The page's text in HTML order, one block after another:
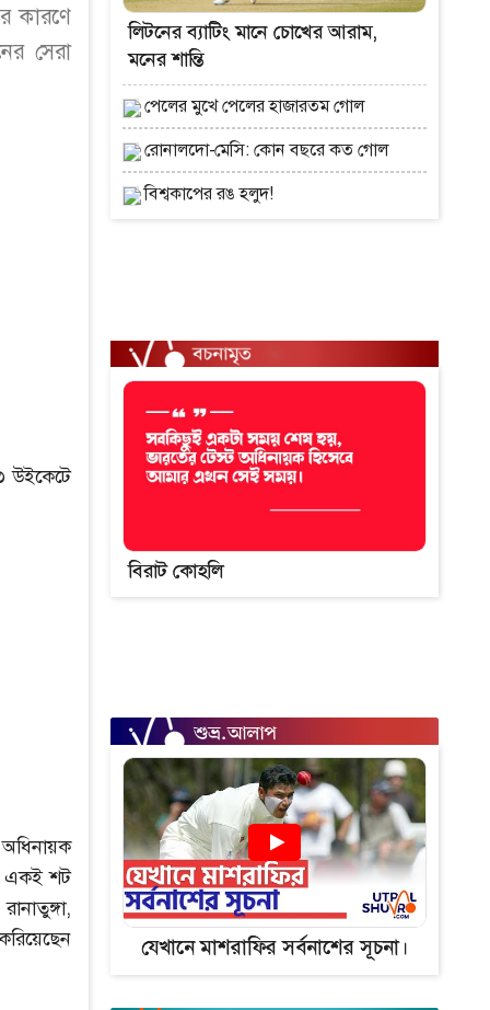
কারণে
সেরা
উইকেটে
একই শট
লিটনের ব্যাটিং মানে চোখের আরাম,
মনের শান্তি
পেলের মুখে পেলের হাজারতম গোল
রোনালদো-মেসি: কোন বছরে কত গোল
বিশ্বকাপের রঙ হলুদ!
বিরাট কোহলি
যেখানে মাশরাফির সর্বনাশের সূচনা।